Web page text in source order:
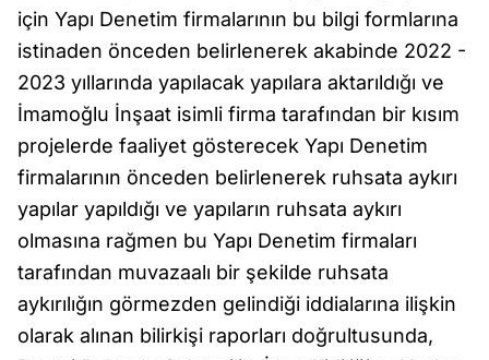
için Yapı Denetim firmalarının bu bilgi formlarına
istinaden önceden belirlenerek akabinde 2022 -
2023 yıllarında yapılacak yapılara aktarıldığı ve
İmamoğlu İnşaat isimli firma tarafından bir kısım
projelerde faaliyet gösterecek Yapı Denetim
firmalarının önceden belirlenerek ruhsata aykırı
yapılar yapıldığı ve yapıların ruhsata aykırı
olmasına rağmen bu Yapı Denetim firmaları
tarafından muvazaalı bir şekilde ruhsata
aykırılığın görmezden gelindiği iddialarına ilişkin
olarak alınan bilirkişi raporları doğrultusunda,